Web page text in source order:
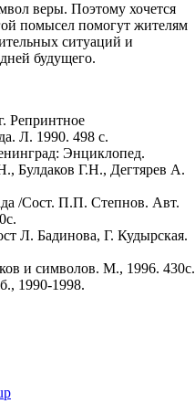
веры. Поэтому хочется
помысел помогут жителям
ситуаций и
будущего.
Репринтное
Л. 1990. 498 с.
Энциклопед.
Булдаков Г.Н., Дегтярев А.
/Сост. П.П. Степнов. Авт.
Л. Бадинова, Г. Кудырская.
и символов. М., 1996. 430с.
1990-1998.